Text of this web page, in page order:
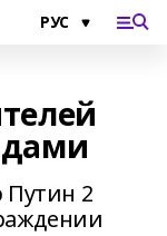
Путин 2